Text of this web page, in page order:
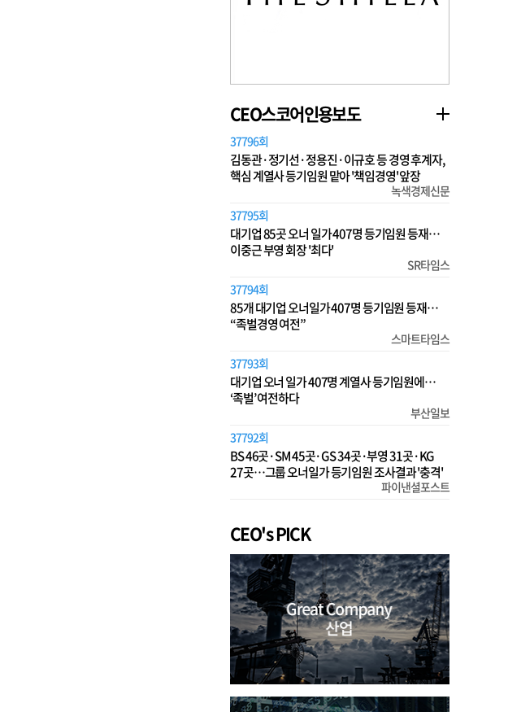
CEO스코어인용보도
37796회
김동관·정기선·정용진·이규호 등 경영 후계자,
핵심 계열사 등기임원 맡아 '책임경영' 앞장
녹색경제신문
37795회
대기업 85곳 오너 일가 407명 등기임원 등재…
이중근 부영 회장 '최다'
SR타임스
37794회
85개 대기업 오너일가 407명 등기임원 등재…
“족벌경영 여전”
스마트타임스
37793회
대기업 오너 일가 407명 계열사 등기임원에…
‘족벌’ 여전하다
부산일보
37792회
BS 46곳·SM 45곳·GS 34곳·부영 31곳·KG
27곳…그룹 오너일가 등기임원 조사결과 '충격'
파이낸셜포스트
CEO's PICK